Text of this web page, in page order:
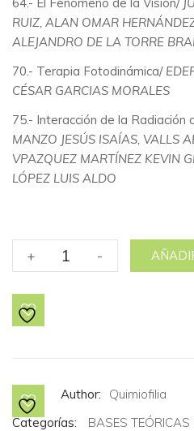
RUIZ, ALAN OMAR
ALEJANDRO DE LA TORRE
70.- Terapia Fotodinámica/
CÉSAR GARCIAS MORALES
75.- Interacción de la Radiación
MANZO JESÚS ISAÍAS, VALLS
VPAZQUEZ MARTÍNEZ KEVIN
LÓPEZ LUIS ALDO
+
No.
29
-
Author:
Quimiofilia
Categorías:
BASES